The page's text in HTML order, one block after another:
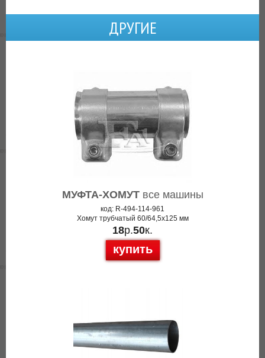
ДРУГИЕ
МУФТА-ХОМУТвсе машины
код: R-494-114-961
Хомут трубчатый 60/64,5x125 мм
18р.50к.
купить